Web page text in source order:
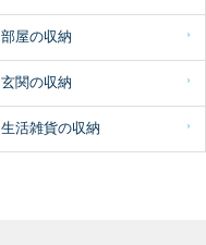
部屋の収納
玄関の収納
生活雑貨の収納